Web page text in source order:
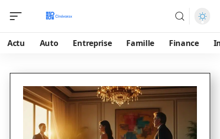
Actu Auto Entreprise Famille Finance